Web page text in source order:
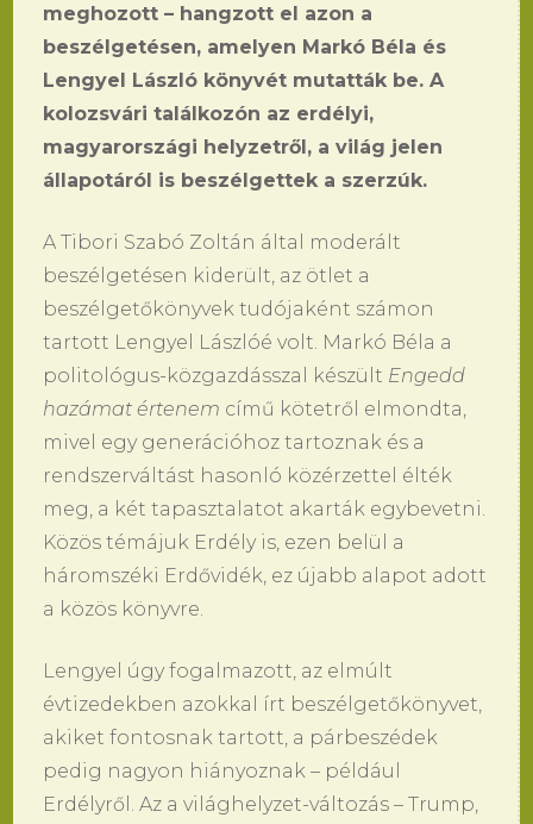
meghozott – hangzott el azon a
beszélgetésen, amelyen Markó Béla és
Lengyel László könyvét mutatták be. A
kolozsvári találkozón az erdélyi,
magyarországi helyzetről, a világ jelen
állapotáról is beszélgettek a szerzúk.
A Tibori Szabó Zoltán által moderált
beszélgetésen kiderült, az ötlet a
beszélgetőkönyvek tudójaként számon
tartott Lengyel Lászlóé volt. Markó Béla a
politológus-közgazdásszal készült Engedd
hazámat értenem című kötetről elmondta,
mivel egy generációhoz tartoznak és a
rendszerváltást hasonló közérzettel élték
meg, a két tapasztalatot akarták egybevetni.
Közös témájuk Erdély is, ezen belül a
háromszéki Erdővidék, ez újabb alapot adott
a közös könyvre.
Lengyel úgy fogalmazott, az elmúlt
évtizedekben azokkal írt beszélgetőkönyvet,
akiket fontosnak tartott, a párbeszédek
pedig nagyon hiányoznak – például
Erdélyről. Az a világhelyzet-változás – Trump,